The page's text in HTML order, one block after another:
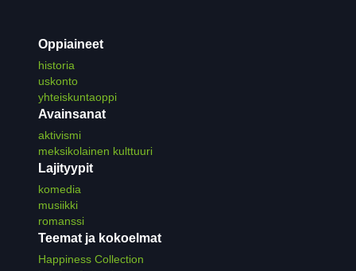
Oppiaineet
historia
uskonto
yhteiskuntaoppi
Avainsanat
aktivismi
meksikolainen kulttuuri
Lajityypit
komedia
musiikki
romanssi
Teemat ja kokoelmat
Happiness Collection